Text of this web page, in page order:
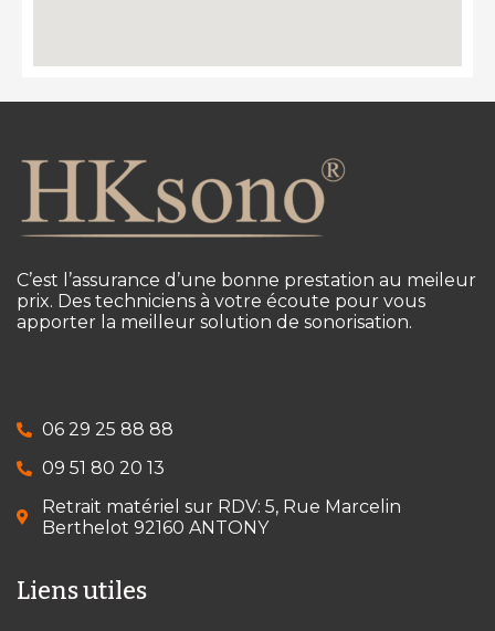
C’est l’assurance d’une bonne prestation au meileur
prix. Des techniciens à votre écoute pour vous
apporter la meilleur solution de sonorisation.
06 29 25 88 88
09 51 80 20 13
Retrait matériel sur RDV: 5, Rue Marcelin
Berthelot 92160 ANTONY
Liens utiles